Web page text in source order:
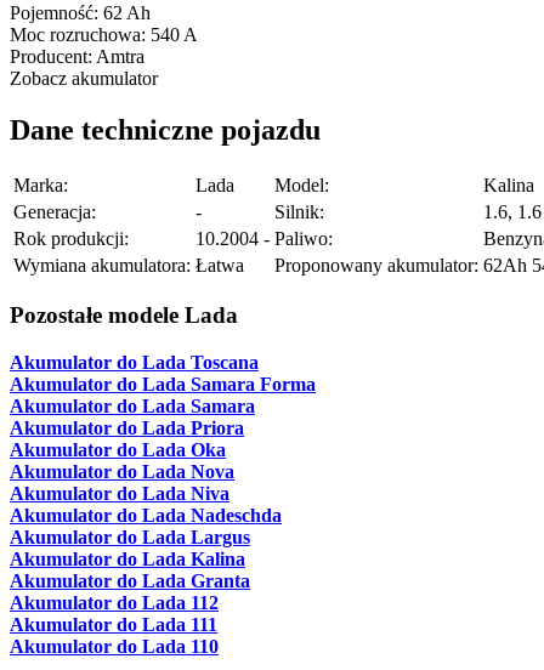
Pojemność: 62 Ah
Moc rozruchowa: 540 A
Producent: Amtra
Zobacz akumulator
Dane techniczne pojazdu
Marka: Lada Model:
Kalina
Generacja:
- Silnik:
1.6,
Rok produkcji:
10.2004 - Paliwo:
Wymiana akumulatora: Łatwa Proponowany akumulator: 62Ah
Pozostałe modele Lada
Akumulator do Lada Toscana
Akumulator do Lada Samara Forma
Akumulator do Lada Samara
Akumulator do Lada Priora
Akumulator do Lada Oka
Akumulator do Lada Nova
Akumulator do Lada Niva
Akumulator do Lada Nadeschda
Akumulator do Lada Largus
Akumulator do Lada Kalina
Akumulator do Lada Granta
Akumulator do Lada 112
Akumulator do Lada 111
Akumulator do Lada 110